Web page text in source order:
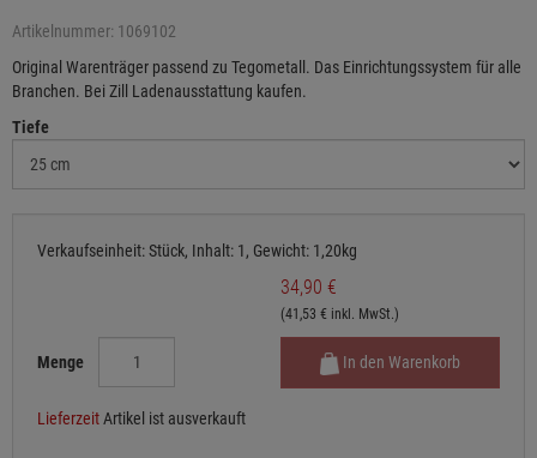
Artikelnummer: 1069102
Original Warenträger passend zu Tegometall. Das Einrichtungssystem für alle
Branchen. Bei Zill Ladenausstattung kaufen.
Tiefe
Verkaufseinheit: Stück, Inhalt: 1, Gewicht: 1,20kg
34,90 €
(41,53 € inkl. MwSt.)
Menge In den Warenkorb
LieferzeitArtikel ist ausverkauft